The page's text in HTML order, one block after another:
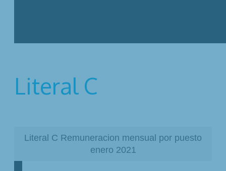
Literal C
Literal C Remuneracion mensual por puesto
enero 2021